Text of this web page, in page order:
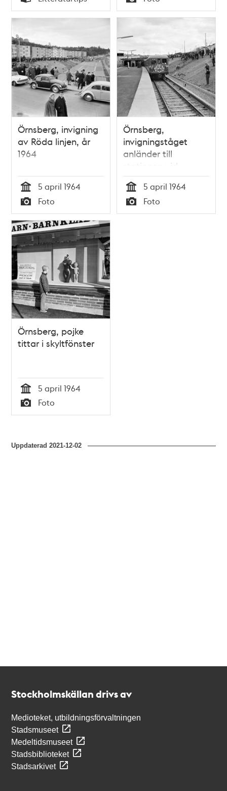
Typ
Typ
Örnsberg, invigning
av Röda linjen, år
1964
Tid
5 april 1964
Typ
Foto
Örnsberg,
invigningståget
anländer till
stationen vid
invigning av Röda
linjen, år 1964
Tid
5 april 1964
Typ
Foto
Örnsberg, pojke
tittar i skyltfönster
Tid
5 april 1964
Typ
Foto
Uppdaterad2021-12-02
Stockholmskällan drivs av
Medioteket, utbildningsförvaltningen
Stadsmuseet
Medeltidsmuseet
Stadsbiblioteket
Stadsarkivet